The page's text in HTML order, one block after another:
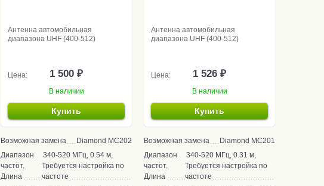
Антенна автомобильная
диапазона UHF (400-512)
Цена: 1 500 ₽
В наличии
Купить
Возможная замена
Diamond MC202
Диапазон
частот,
Длина
340-520 МГц, 0.54 м,
Требуется настройка по
частоте
Антенна автомобильная
диапазона UHF (400-512)
Цена: 1 526 ₽
В наличии
Купить
Возможная замена
Diamond MC201
Диапазон
частот,
Длина
340-520 МГц, 0.31 м,
Требуется настройка по
частоте